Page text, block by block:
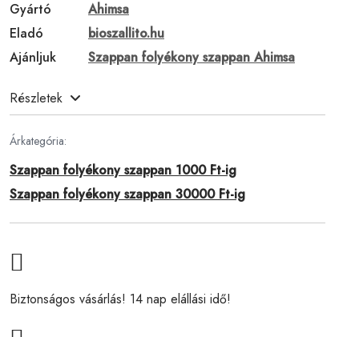
Gyártó
Ahimsa
Eladó
bioszallito.hu
Ajánljuk
Szappan folyékony szappan Ahimsa
Részletek
Árkategória:
Szappan folyékony szappan 1000 Ft-ig
Szappan folyékony szappan 30000 Ft-ig
Biztonságos vásárlás! 14 nap elállási idő!